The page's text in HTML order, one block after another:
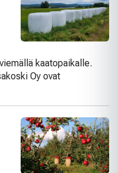
kaatopaikalle.
Oy ovat